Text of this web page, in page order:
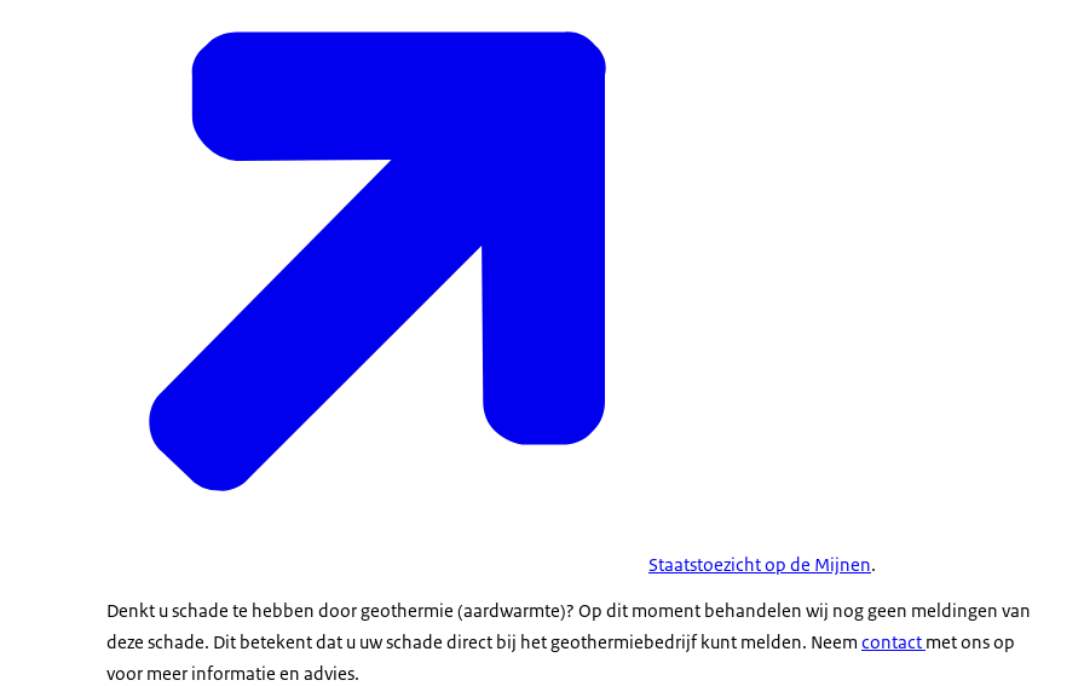
Staatstoezicht op de Mijnen.
Denkt u schade te hebben door geothermie (aardwarmte)? Op dit moment behandelen wij nog geen meldingen van
deze schade. Dit betekent dat u uw schade direct bij het geothermiebedrijf kunt melden. Neem contact met ons op
voor meer informatie en advies.